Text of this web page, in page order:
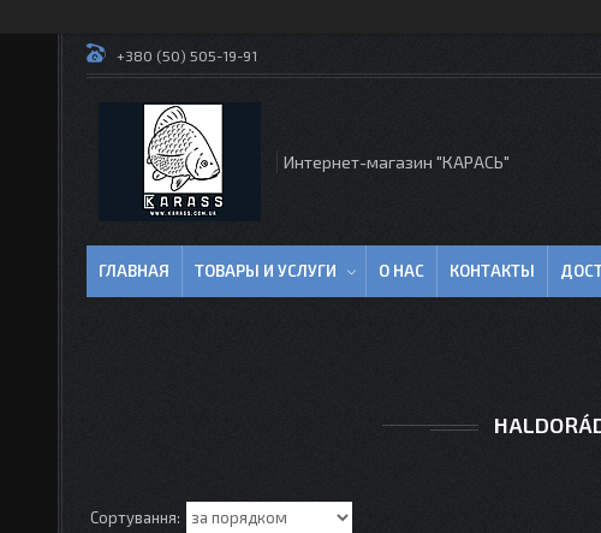
+380 (50) 505-19-91
Интернет-магазин "КАРАСЬ"
ГЛАВНАЯ ТОВАРЫ И УСЛУГИ О НАС КОНТАКТЫ